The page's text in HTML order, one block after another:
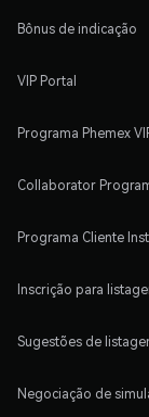
Bônus de indicação
VIP Portal
Programa Phemex
Collaborator
Programa Cliente
Inscrição para
Sugestões de
Negociação de